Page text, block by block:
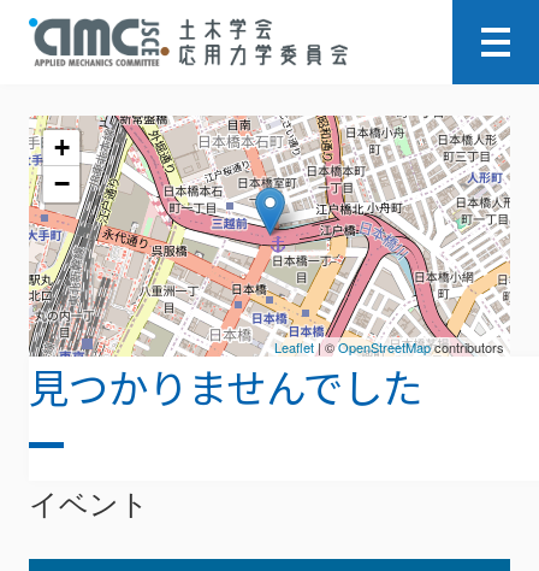
+
−
Leaflet| ©OpenStreetMapcontributors
見つかりませんでした
ごめんなさい。指定されたアーカイブは見つ
かりませんでした。
イベント